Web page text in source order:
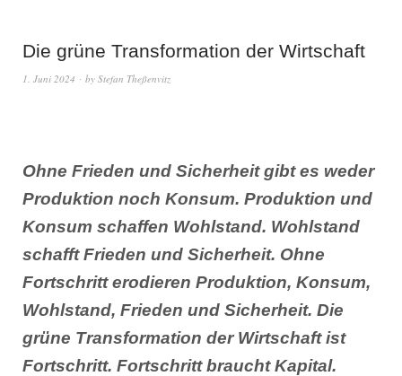
Die grüne Transformation der Wirtschaft
1. Juni 2024 by Stefan Theßenvitz
Ohne Frieden und Sicherheit gibt es weder
Produktion noch Konsum. Produktion und
Konsum schaffen Wohlstand. Wohlstand
schafft Frieden und Sicherheit. Ohne
Fortschritt erodieren Produktion, Konsum,
Wohlstand, Frieden und Sicherheit. Die
grüne Transformation der Wirtschaft ist
Fortschritt. Fortschritt braucht Kapital.